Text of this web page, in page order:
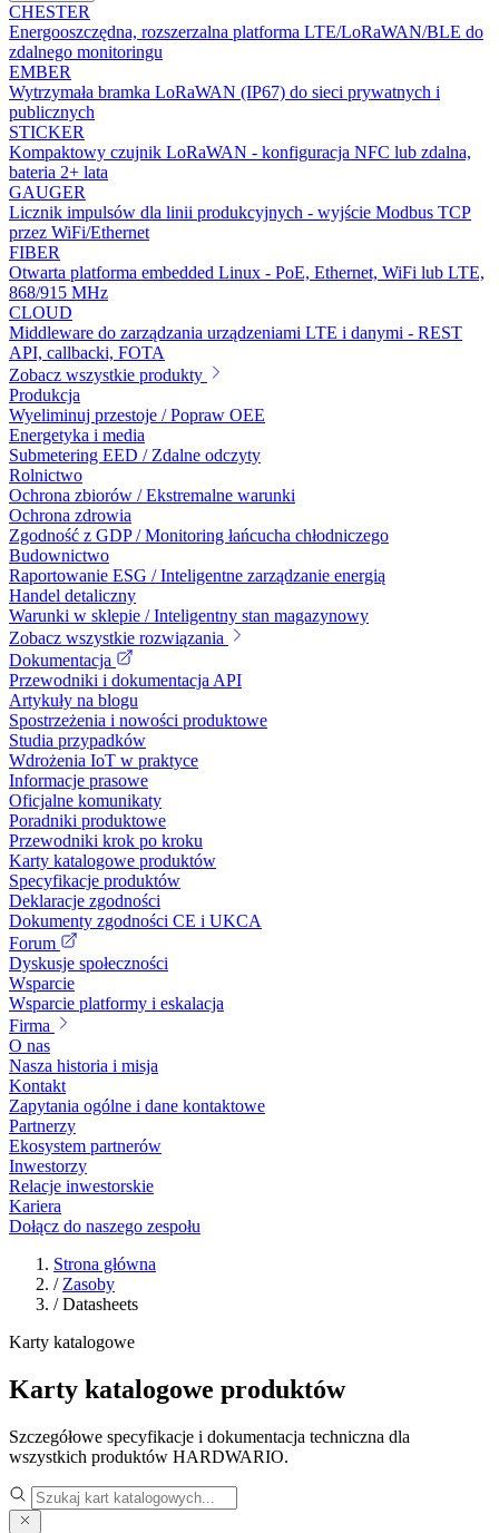
CHESTER
Energooszczędna, rozszerzalna platforma LTE/LoRaWAN/BLE do
zdalnego monitoringu
EMBER
Wytrzymała bramka LoRaWAN (IP67) do sieci prywatnych i
publicznych
STICKER
Kompaktowy czujnik LoRaWAN - konfiguracja NFC lub zdalna,
bateria 2+ lata
GAUGER
Licznik impulsów dla linii produkcyjnych - wyjście Modbus TCP
przez WiFi/Ethernet
FIBER
Otwarta platforma embedded Linux - PoE, Ethernet, WiFi lub LTE,
868/915 MHz
CLOUD
Middleware do zarządzania urządzeniami LTE i danymi - REST
API, callbacki, FOTA
Zobacz wszystkie produkty
Produkcja
Wyeliminuj przestoje / Popraw OEE
Energetyka i media
Submetering EED / Zdalne odczyty
Rolnictwo
Ochrona zbiorów / Ekstremalne warunki
Ochrona zdrowia
Zgodność z GDP / Monitoring łańcucha chłodniczego
Budownictwo
Raportowanie ESG / Inteligentne zarządzanie energią
Handel detaliczny
Warunki w sklepie / Inteligentny stan magazynowy
Zobacz wszystkie rozwiązania
Dokumentacja
Przewodniki i dokumentacja API
Artykuły na blogu
Spostrzeżenia i nowości produktowe
Studia przypadków
Wdrożenia IoT w praktyce
Informacje prasowe
Oficjalne komunikaty
Poradniki produktowe
Przewodniki krok po kroku
Karty katalogowe produktów
Specyfikacje produktów
Deklaracje zgodności
Dokumenty zgodności CE i UKCA
Forum
Dyskusje społeczności
Wsparcie
Wsparcie platformy i eskalacja
Firma
O nas
Nasza historia i misja
Kontakt
Zapytania ogólne i dane kontaktowe
Partnerzy
Ekosystem partnerów
Inwestorzy
Relacje inwestorskie
Kariera
Dołącz do naszego zespołu
Strona główna
/ Zasoby
/ Datasheets
Karty katalogowe
Karty katalogowe produktów
Szczegółowe specyfikacje i dokumentacja techniczna dla
wszystkich produktów HARDWARIO.